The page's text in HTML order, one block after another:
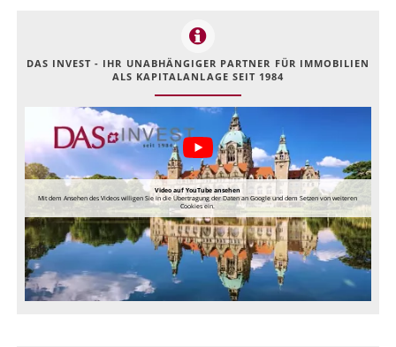
DAS INVEST - IHR UNABHÄNGIGER PARTNER FÜR IMMOBILIEN
ALS KAPITALANLAGE SEIT 1984
Video auf YouTube ansehen
Mit dem Ansehen des Videos willigen Sie in die Übertragung der Daten an Google und dem Setzen von weiteren
Cookies ein.